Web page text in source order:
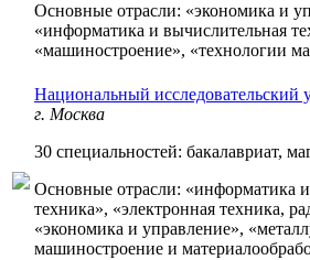
Основные отрасли: «экономика и
«информатика и вычислительная
«машиностроение», «технологии
Национальный
г. Москва
30 специальностей: бакалавриат,
Основные отрасли: «информатика
техника», «электронная техника,
«экономика и управление»,
машиностроение и